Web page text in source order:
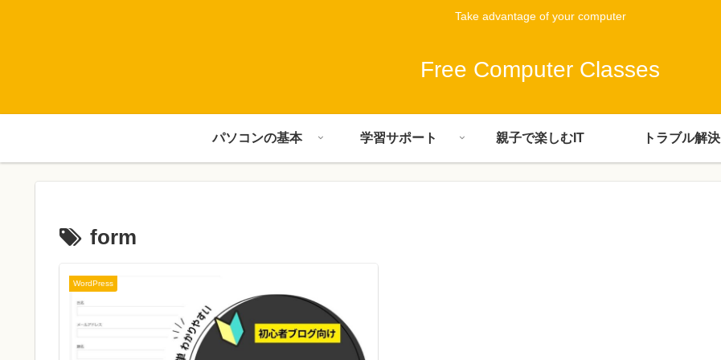
Take advantage of your computer
Free Computer Classes
パソコンの基本 学習サポート 親子で楽しむIT トラブル解決
form
WordPress